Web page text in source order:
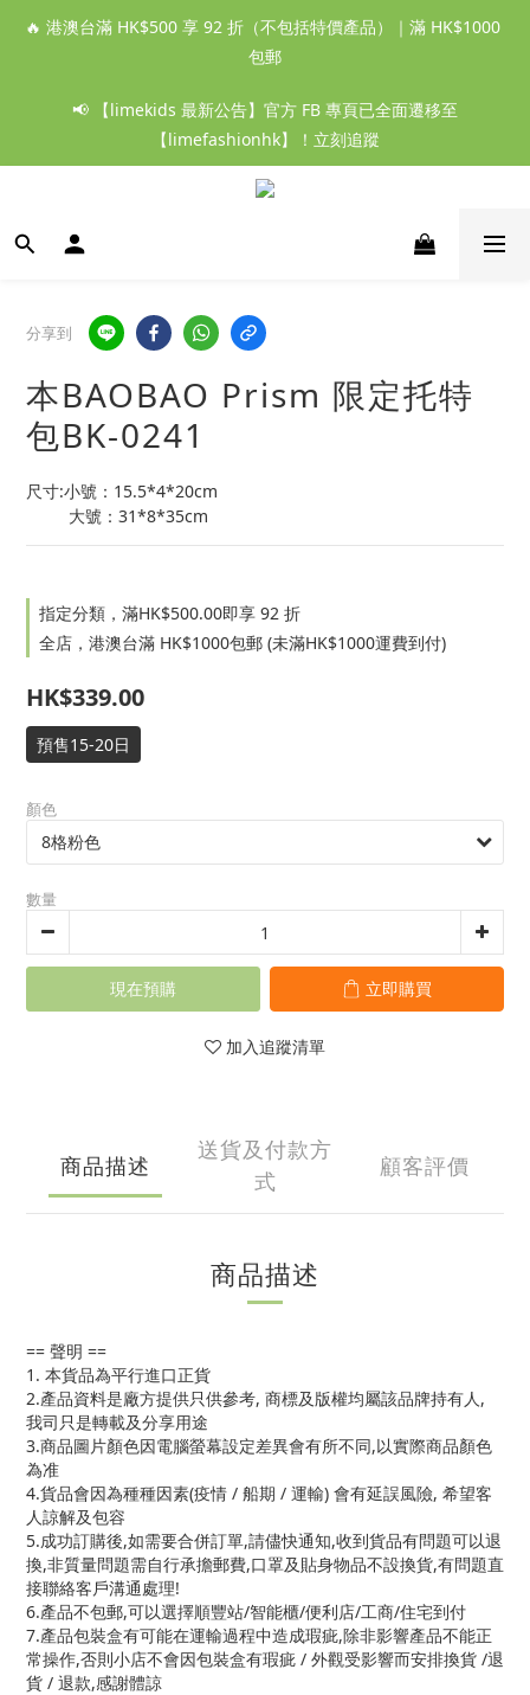
🔥 港澳台滿 HK$500 享 92 折（不包括特價產品）｜滿 HK$1000
包郵
📢 【limekids 最新公告】官方 FB 專頁已全面遷移至
【limefashionhk】！立刻追蹤
分享到
本BAOBAO Prism 限定托特
包BK-0241
尺寸:小號：15.5*4*20cm
         大號：31*8*35cm
指定分類，滿HK$500.00即享 92 折
全店，港澳台滿 HK$1000包郵 (未滿HK$1000運費到付)
HK$339.00
預售15-20日
顏色
數量
現在預購 立即購買
加入追蹤清單
商品描述
送貨及付款方
式
顧客評價
商品描述
== 聲明 ==
1. 本貨品為平行進口正貨
2.產品資料是廠方提供只供參考, 商標及版權均屬該品牌持有人,
我司只是轉載及分享用途
3.商品圖片顏色因電腦螢幕設定差異會有所不同,以實際商品顏色
為准
4.貨品會因為種種因素(疫情 / 船期 / 運輸) 會有延誤風險, 希望客
人諒解及包容
5.成功訂購後,如需要合併訂單,請儘快通知,收到貨品有問題可以退
換,非質量問題需自行承擔郵費,口罩及貼身物品不設換貨,有問題直
接聯絡客戶溝通處理!
6.產品不包郵,可以選擇順豐站/智能櫃/便利店/工商/住宅到付
7.產品包裝盒有可能在運輸過程中造成瑕疵,除非影響產品不能正
常操作,否則小店不會因包裝盒有瑕疵 / 外觀受影響而安排換貨 /退
貨 / 退款,感謝體諒